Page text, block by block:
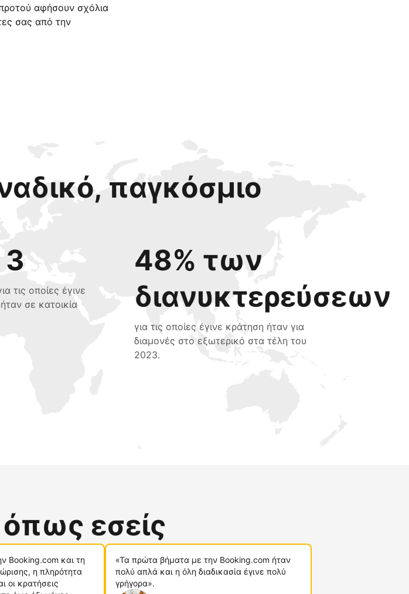
αφήσουν σχόλια
σας από την
παγκόσμιο
3
τις οποίες έγινε
σε κατοικία
48% των
διανυκτερεύσεων
για τις οποίες έγινε κράτηση ήταν για
διαμονές στο εξωτερικό στα τέλη του
2023.
εσείς
Booking.com και τη
η πληρότητα
οι κρατήσεις
«Τα πρώτα βήματα με την Booking.com ήταν
πολύ απλά και η όλη διαδικασία έγινε πολύ
γρήγορα».